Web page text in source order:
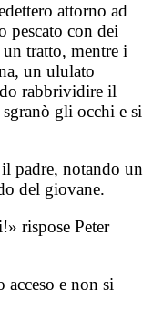
attorno ad
pescato con dei
tratto, mentre i
un ululato
rabbrividire il
gli occhi e si
il padre, notando un
del giovane.
rispose Peter
acceso e non si